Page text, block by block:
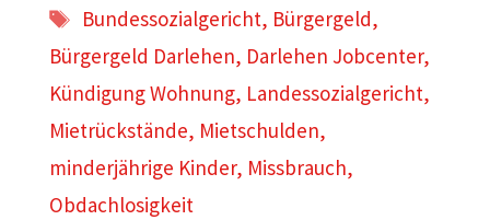
Schlagwörter
Bundessozialgericht, Bürgergeld,
Bürgergeld Darlehen, Darlehen Jobcenter,
Kündigung Wohnung, Landessozialgericht,
Mietrückstände, Mietschulden,
minderjährige Kinder, Missbrauch,
Obdachlosigkeit